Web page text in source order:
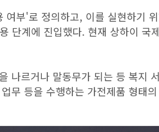
부'로 정의하고, 이를 실현하기
단계에 진입했다. 현재 상하이 국
나르거나 말동무가 되는 등 복지
무 등을 수행하는 가전제품 형태